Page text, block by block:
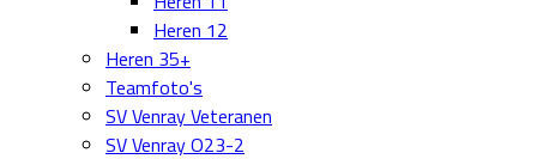
Heren 12
Heren 35+
Teamfoto's
SV Venray Veteranen
SV Venray O23-2